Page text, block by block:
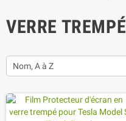
VERRE TREMPÉ
Nom, A à Z